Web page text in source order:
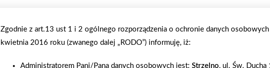
władze. Współorganizatorem imprezy była firma
firmy. Podczas trwania imprezy firma AR. SKŁAD
motocykli, liczne konkursy z nagrodami.
Zgodnie z art.13 ust 1 i 2 ogólnego rozporządzenia o ochronie danych
kwietnia 2016 roku (zwanego dalej „RODO”) informuję, iż:
Administratorem Pani/Pana danych osobowych jest: Strzelno, ul. Św.